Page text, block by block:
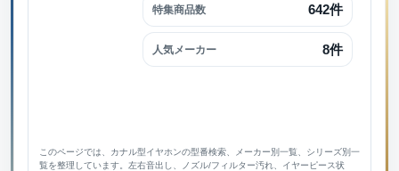
特集商品数 642件
人気メーカー 8件
このページでは、カナル型イヤホンの型番検索、メーカー別一覧、シリーズ別一
覧を整理しています。左右音出し、ノズル/フィルター汚れ、イヤーピース状